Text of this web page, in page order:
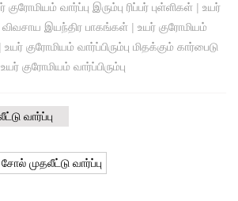
குரோமியம் வார்ப்பு இரும்பு ரிப்பர் புள்ளிகள் | உயர்
விவசாய இயந்திர பாகங்கள் | உயர் குரோமியம்
| உயர் குரோமியம் வார்ப்பிரும்பு மிதக்கும் கார்பைடு
குரோமியம் வார்ப்பிரும்பு
வார்ப்பு
முதலீட்டு வார்ப்பு